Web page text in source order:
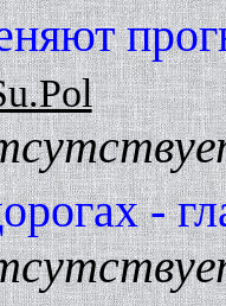
-